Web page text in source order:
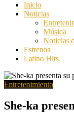
Inicio
Noticias
Música
Noticias
Estrenos
Latino Hits
Entretenimiento
She-ka